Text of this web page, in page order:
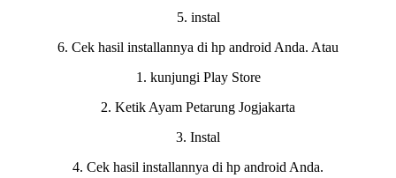
5. instal
6. Cek hasil installannya di hp android Anda. Atau
1. kunjungi Play Store
2. Ketik Ayam Petarung Jogjakarta
3. Instal
4. Cek hasil installannya di hp android Anda.